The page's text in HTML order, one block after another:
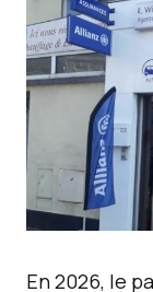
En 2026, le